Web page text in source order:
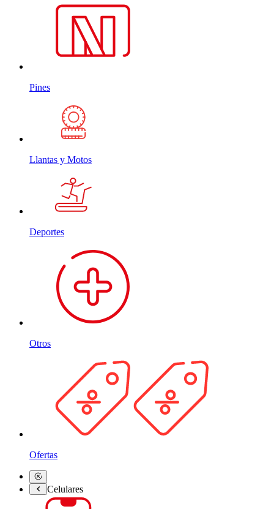
Pines
Llantas y Motos
Deportes
Otros
Ofertas
Celulares